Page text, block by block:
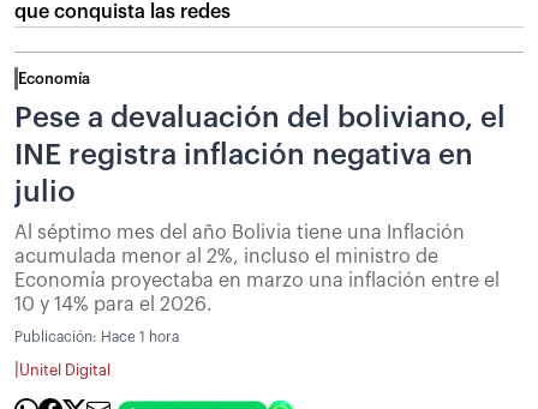
que conquista las redes
Economía
Pese a devaluación del boliviano, el
INE registra inflación negativa en
julio
Al séptimo mes del año Bolivia tiene una Inflación
acumulada menor al 2%, incluso el ministro de
Economía proyectaba en marzo una inflación entre el
10 y 14% para el 2026.
Publicación: Hace 1 hora
Unitel Digital